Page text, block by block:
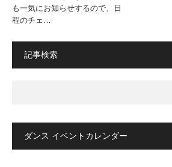
も一気にお知らせするので、日
程のチェ…
記事検索
ダンス イベントカレンダー